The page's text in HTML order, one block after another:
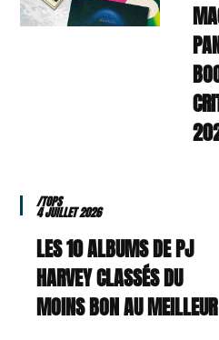
/TOPS
4 JUILLET 2026
LES 10 ALBUMS DE PJ
HARVEY CLASSÉS DU
MOINS BON AU MEILLEUR